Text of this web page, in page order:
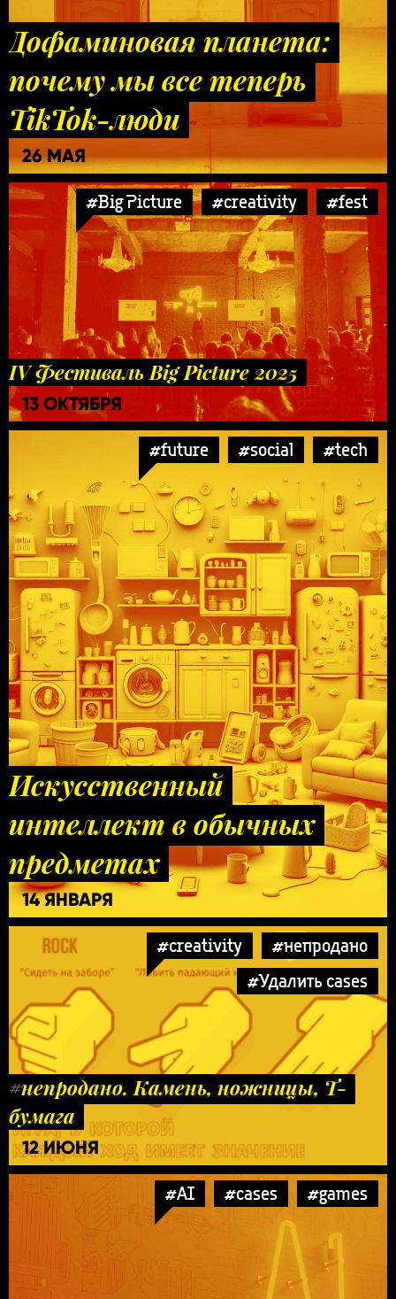
Дофаминовая планета:
почему мы все теперь
TikTok-люди
26 МАЯ
#Big Picture #creativity #fest
IV Фестиваль Big Picture 2025
13 ОКТЯБРЯ
#future #social #tech
Искусственный
интеллект в обычных
предметах
14 ЯНВАРЯ
#creativity
#непродано
#Удалить cases
#непродано. Камень, ножницы, Т-
бумага
12 ИЮНЯ
#AI #cases #games